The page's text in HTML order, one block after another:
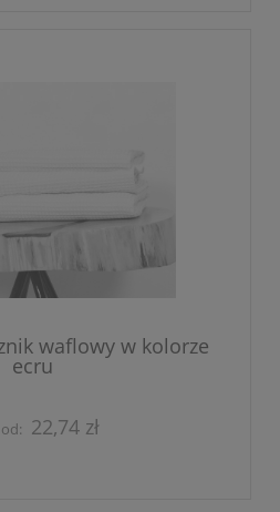
waflowy w kolorze
ecru
22,74 zł